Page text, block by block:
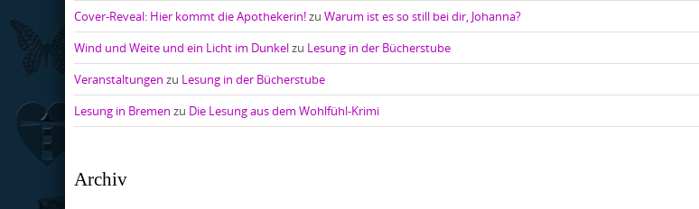
Cover-Reveal: Hier kommt die Apothekerin!zu Warum ist es so still bei dir, Johanna?
Wind und Weite und ein Licht im Dunkelzu Lesung in der Bücherstube
Veranstaltungen zu Lesung in der Bücherstube
Lesung in Bremen zu Die Lesung aus dem Wohlfühl-Krimi
Archiv